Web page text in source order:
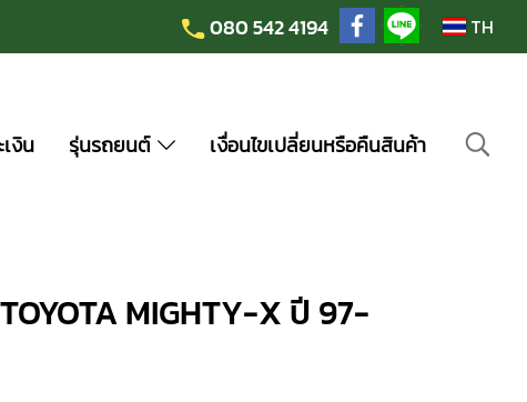
080 542 4194 TH
งิน รุ่นรถยนต์ เงื่อนไขเปลี่ยนหรือคืนสินค้า
MIGHTY-X ปี 97-